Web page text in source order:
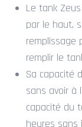
Le tank
par le haut,
remplir le
Sa capacité
sans avoir à
capacité du
heures sans